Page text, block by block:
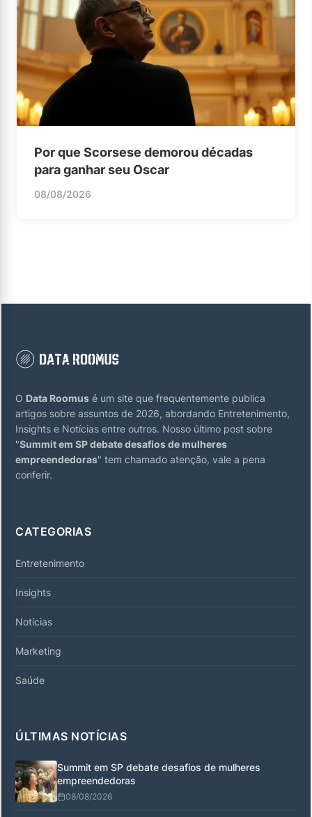
Por que Scorsese demorou décadas
para ganhar seu Oscar
08/08/2026
O Data Roomus é um site que frequentemente publica
artigos sobre assuntos de 2026, abordando Entretenimento,
Insights e Notícias entre outros. Nosso último post sobre
"Summit em SP debate desafios de mulheres
empreendedoras" tem chamado atenção, vale a pena
conferir.
CATEGORIAS
Entretenimento
Insights
Notícias
Marketing
Saúde
ÚLTIMAS NOTÍCIAS
Summit em SP debate desafios de mulheres
empreendedoras
08/08/2026